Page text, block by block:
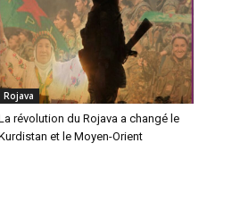
Rojava
révolution du Rojava a changé le
et le Moyen-Orient